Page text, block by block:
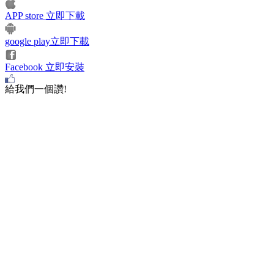
APP store 立即下載
google play立即下載
Facebook 立即安裝
給我們一個讚!